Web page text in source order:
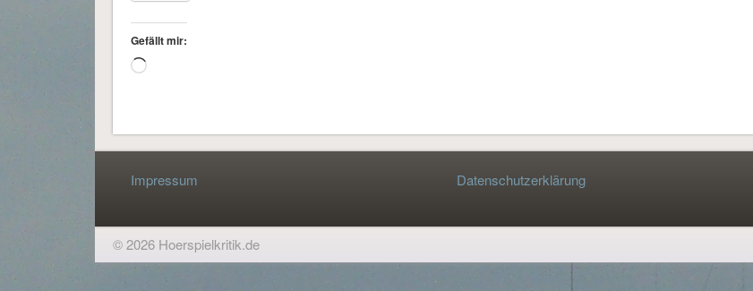
Gefällt mir:
Wird
Impressum Datenschutzerklärung
© 2026 Hoerspielkritik.de